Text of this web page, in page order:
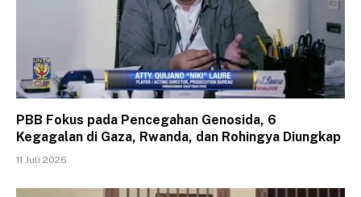
PBB Fokus pada Pencegahan Genosida, 6
Kegagalan di Gaza, Rwanda, dan Rohingya Diungkap
11 Juli 2026